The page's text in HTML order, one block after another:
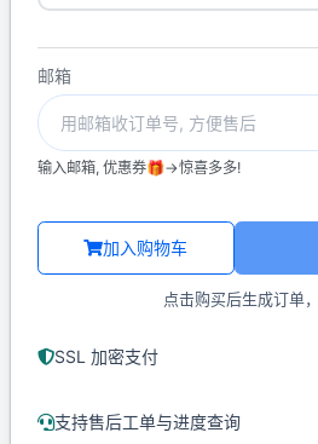
邮箱
输入邮箱, 优惠券🎁->惊喜多多!
加入购物车
点击购买后生成订单
SSL 加密支付
支持售后工单与进度查询